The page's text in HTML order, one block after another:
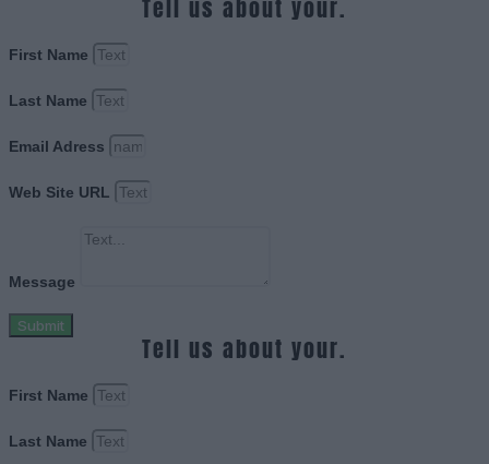
Tell us about your.
First Name
Last Name
Email Adress
Web Site URL
Message
Submit
Tell us about your.
First Name
Last Name